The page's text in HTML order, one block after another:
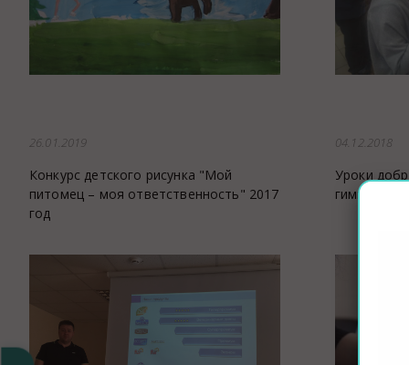
Иммунопрофилактика
Чипирование - электронная
Помощь при укусе клеща
26.01.2019
Конкурс детского рисунка "Мой
питомец – моя ответственность" 2017
год
04.12.2018
Уроки
гимназии